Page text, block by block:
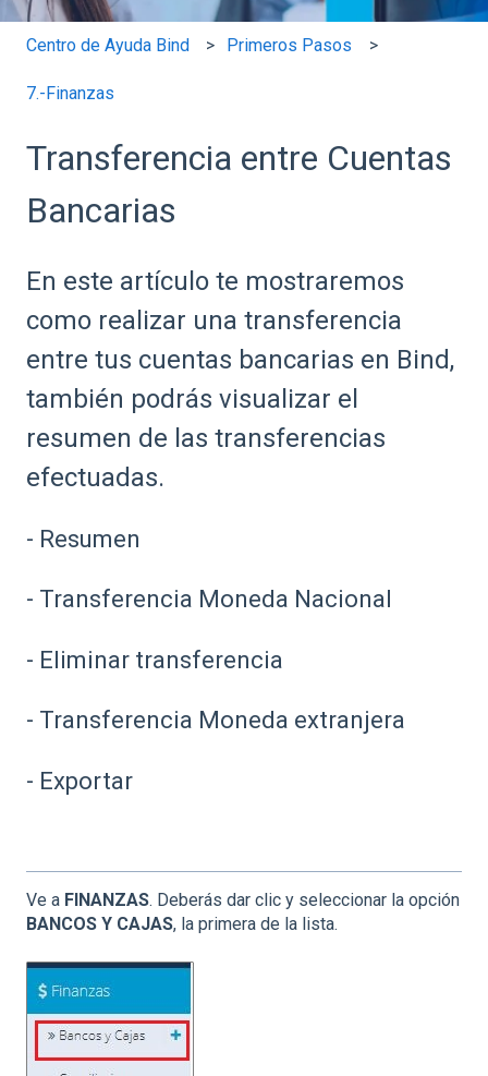
Centro de Ayuda Bind Primeros Pasos
7.-Finanzas
Transferencia entre Cuentas
Bancarias
En este artículo te mostraremos
como realizar una transferencia
entre tus cuentas bancarias en Bind,
también podrás visualizar el
resumen de las transferencias
efectuadas.
- Resumen
- Transferencia Moneda Nacional
- Eliminar transferencia
- Transferencia Moneda extranjera
- Exportar
Ve a FINANZAS. Deberás dar clic y seleccionar la opción
BANCOS Y CAJAS, la primera de la lista.